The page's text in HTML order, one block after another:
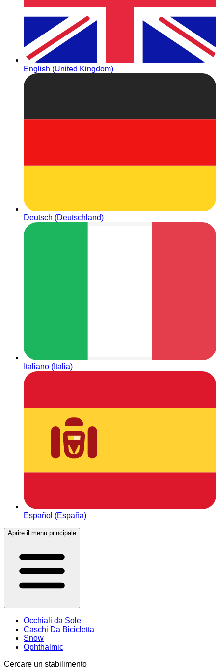
English (United Kingdom)
Deutsch (Deutschland)
Italiano (Italia)
Español (España)
Aprire il menu principale
Occhiali da Sole
Caschi Da Bicicletta
Snow
Ophthalmic
Cercare un stabilimento